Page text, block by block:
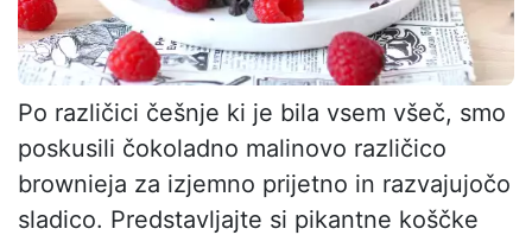
Po različici češnje ki je bila vsem všeč, smo
poskusili čokoladno malinovo različico
brownieja za izjemno prijetno in razvajujočo
sladico. Predstavljajte si pikantne koščke